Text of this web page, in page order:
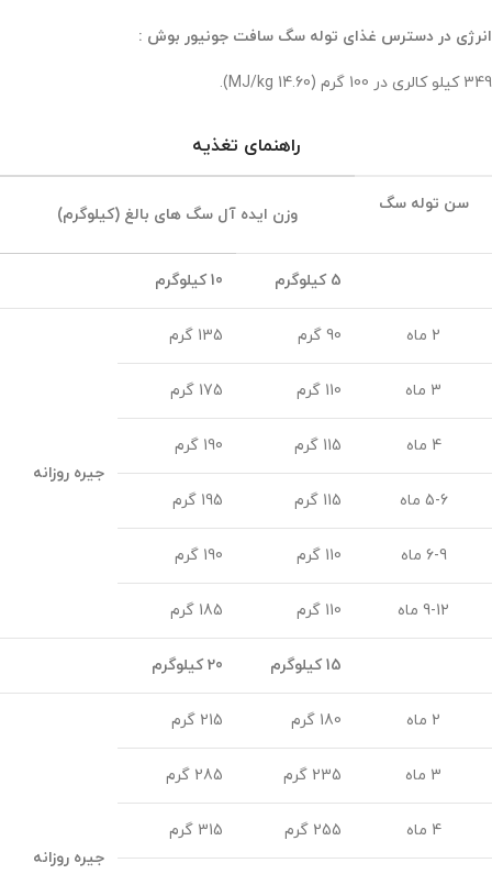
انرژی در دسترس غذای توله سگ سافت جونیور بوش :
349 کیلو کالری در 100 گرم (14.60 MJ/kg).
راهنمای تغذیه
سن توله سگ
وزن ایده آل سگ های بالغ (کیلوگرم)
5 کیلوگرم 10 کیلوگرم
2 ماه 90 گرم 135 گرم
جیره روزانه
3 ماه 110 گرم 175 گرم
4 ماه 115 گرم 190 گرم
5-6 ماه 115 گرم 195 گرم
6-9 ماه 110 گرم 190 گرم
9-12 ماه 110 گرم 185 گرم
15 کیلوگرم 20 کیلوگرم
2 ماه 180 گرم 215 گرم
جیره روزانه
3 ماه 235 گرم 285 گرم
4 ماه 255 گرم 315 گرم